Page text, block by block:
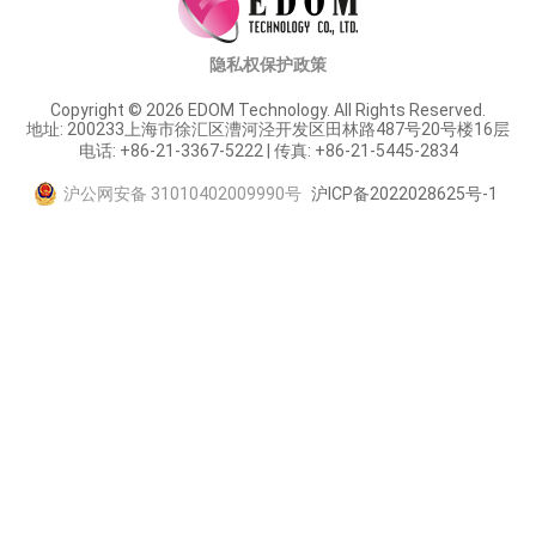
Copyright © 2026 EDOM Technology. All Rights Reserved.
地址: 200233上海市徐汇区漕河泾开发区田林路487号20号楼16层
电话: +86-21-3367-5222 | 传真: +86-21-5445-2834
沪公网安备 31010402009990号 沪ICP备2022028625号-1
隐私权保护政策